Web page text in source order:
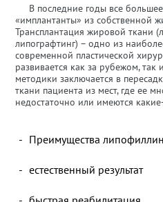
В последние годы все
«имплантанты» из собственной
Трансплантация жировой ткани
липографтинг) – одно из
современной пластической
развивается как за рубежом,
методики заключается в
ткани пациента из мест, где ее
недостаточно или имеются
Преимущества
естественный результат